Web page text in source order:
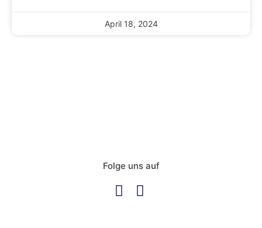
April 18, 2024
Folge uns auf